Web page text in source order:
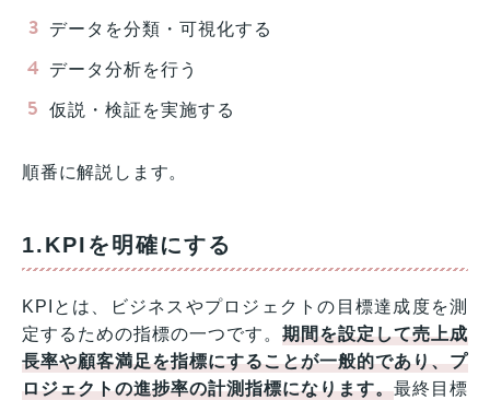
データを分類・可視化する
データ分析を行う
仮説・検証を実施する
順番に解説します。
1.KPIを明確にする
KPIとは、ビジネスやプロジェクトの目標達成度を測
定するための指標の一つです。期間を設定して売上成
長率や顧客満足を指標にすることが一般的であり、プ
ロジェクトの進捗率の計測指標になります。最終目標